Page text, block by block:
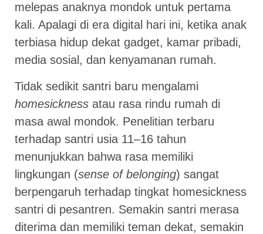
melepas anaknya mondok untuk pertama
kali. Apalagi di era digital hari ini, ketika anak
terbiasa hidup dekat gadget, kamar pribadi,
media sosial, dan kenyamanan rumah.
Tidak sedikit santri baru mengalami
homesickness atau rasa rindu rumah di
masa awal mondok. Penelitian terbaru
terhadap santri usia 11–16 tahun
menunjukkan bahwa rasa memiliki
lingkungan (sense of belonging) sangat
berpengaruh terhadap tingkat homesickness
santri di pesantren. Semakin santri merasa
diterima dan memiliki teman dekat, semakin